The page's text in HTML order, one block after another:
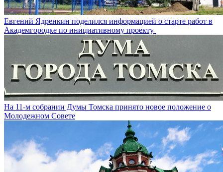
Евгений Ядренкин поделился информацией о старте работ в
Академгородке по инициативному проекту
На 11-м собрании Думы Томска принято новое положение о
Молодежном Совете